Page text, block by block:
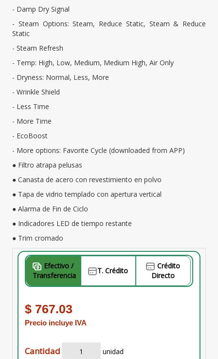
- Damp Dry Signal
- Steam Options: Steam, Reduce Static, Steam & Reduce
Static
- Steam Refresh
- Temp: High, Low, Medium, Medium High, Air Only
- Dryness: Normal, Less, More
- Wrinkle Shield
- Less Time
- More Time
- EcoBoost
- More options: Favorite Cycle (downloaded from APP)
● Filtro atrapa pelusas
● Canasta de acero con revestimiento en polvo
● Tapa de vidrio templado con apertura vertical
● Alarma de Fin de Ciclo
● Indicadores LED de tiempo restante
● Trim cromado
Transferencia
T. Crédito
Crédito
Directo
$ 767.03
Precio incluye IVA
Cantidad unidad